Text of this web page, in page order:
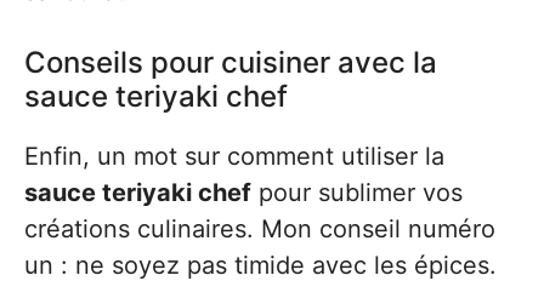
Conseils pour cuisiner avec la
sauce teriyaki chef
Enfin, un mot sur comment utiliser la
sauce teriyaki chef pour sublimer vos
créations culinaires. Mon conseil numéro
un : ne soyez pas timide avec les épices.